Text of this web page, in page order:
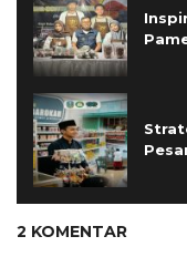
2 KOMENTAR